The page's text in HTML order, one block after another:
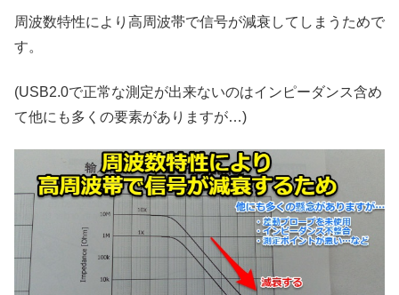
周波数特性により高周波帯で信号が減衰してしまうためで
す。
(USB2.0で正常な測定が出来ないのはインピーダンス含め
て他にも多くの要素がありますが…)